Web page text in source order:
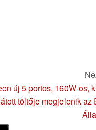
új 5 portos, 160W-os,
töltője megjelenik az